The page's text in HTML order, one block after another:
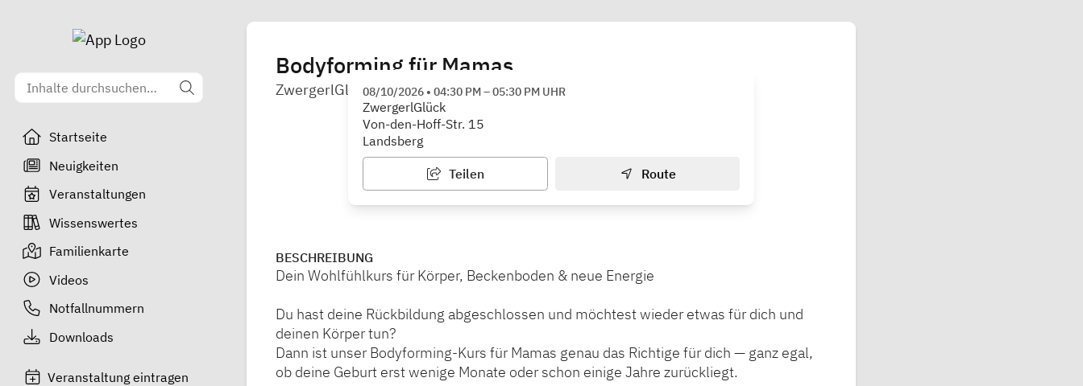
Startseite
Neuigkeiten
Veranstaltungen
Wissenswertes
Familienkarte
Videos
Notfallnummern
Downloads
Veranstaltung eintragen
Bodyforming für Mamas
ZwergerlGlück08/10/2026 • 04:30 PM–05:30 PM UHR
ZwergerlGlück
Von-den-Hoff-Str. 15
Landsberg
Teilen Route
BESCHREIBUNG
Dein Wohlfühlkurs für Körper, Beckenboden & neue Energie
Du hast deine Rückbildung abgeschlossen und möchtest wieder etwas für dich und
deinen Körper tun?
Dann ist unser Bodyforming-Kurs für Mamas genau das Richtige für dich — ganz egal,
ob deine Geburt erst wenige Monate oder schon einige Jahre zurückliegt.